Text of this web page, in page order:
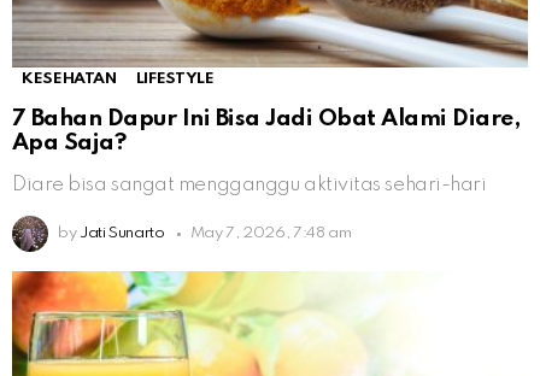
KESEHATAN LIFESTYLE
7 Bahan Dapur Ini Bisa Jadi Obat Alami Diare,
Apa Saja?
Diare bisa sangat mengganggu aktivitas sehari-hari
by Jati Sunarto May 7, 2026, 7:48 am